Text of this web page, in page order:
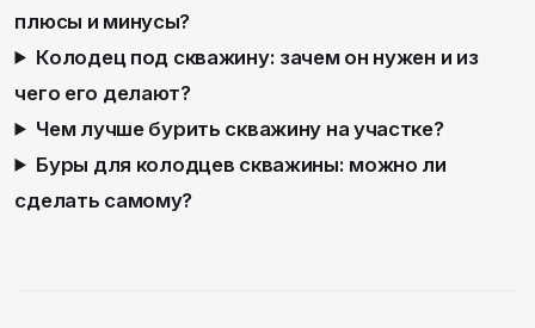
плюсы и минусы?
Колодец под скважину: зачем он нужен и из
чего его делают?
Чем лучше бурить скважину на участке?
Буры для колодцев скважины: можно ли
сделать самому?